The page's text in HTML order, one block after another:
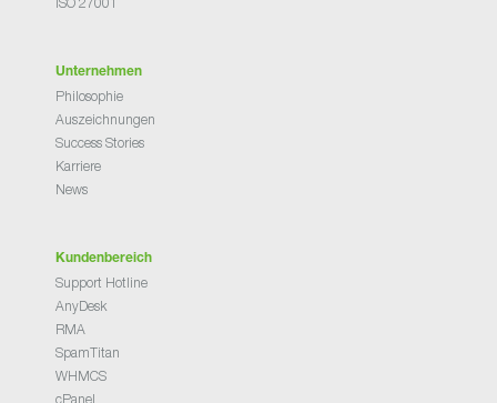
Unternehmen
Philosophie
Auszeichnungen
Success Stories
Karriere
News
Kundenbereich
Support Hotline
AnyDesk
RMA
SpamTitan
WHMCS
cPanel